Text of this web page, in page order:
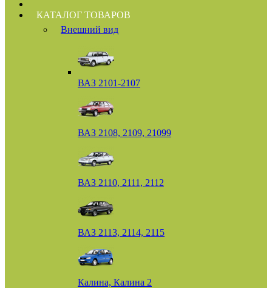
КАТАЛОГ ТОВАРОВ
Внешний вид
ВАЗ 2101-2107
ВАЗ 2108, 2109, 21099
ВАЗ 2110, 2111, 2112
ВАЗ 2113, 2114, 2115
Калина, Калина 2